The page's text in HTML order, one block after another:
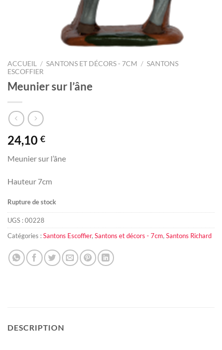
ACCUEIL / SANTONS ET DÉCORS - 7CM / SANTONS
ESCOFFIER
Meunier sur l’âne
24,10 €
Meunier sur l’âne
Hauteur 7cm
Rupture de stock
UGS :00228
Catégories :Santons Escoffier, Santons et décors - 7cm, Santons Richard
DESCRIPTION